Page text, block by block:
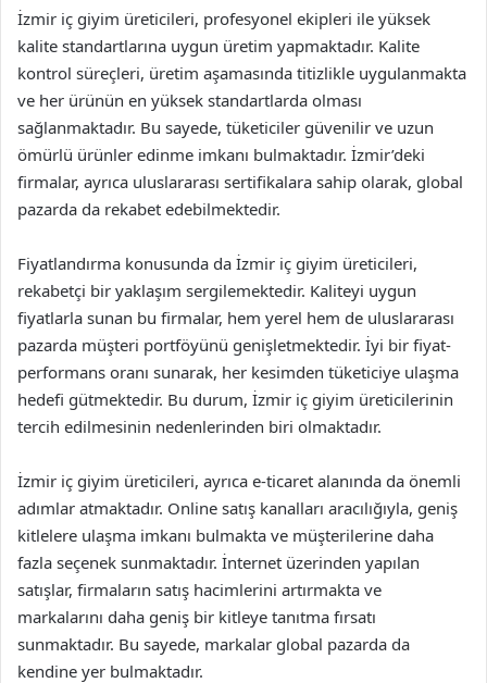
İzmir iç giyim üreticileri, profesyonel ekipleri ile yüksek
kalite standartlarına uygun üretim yapmaktadır. Kalite
kontrol süreçleri, üretim aşamasında titizlikle uygulanmakta
ve her ürünün en yüksek standartlarda olması
sağlanmaktadır. Bu sayede, tüketiciler güvenilir ve uzun
ömürlü ürünler edinme imkanı bulmaktadır. İzmir’deki
firmalar, ayrıca uluslararası sertifikalara sahip olarak, global
pazarda da rekabet edebilmektedir.
Fiyatlandırma konusunda da İzmir iç giyim üreticileri,
rekabetçi bir yaklaşım sergilemektedir. Kaliteyi uygun
fiyatlarla sunan bu firmalar, hem yerel hem de uluslararası
pazarda müşteri portföyünü genişletmektedir. İyi bir fiyat-
performans oranı sunarak, her kesimden tüketiciye ulaşma
hedefi gütmektedir. Bu durum, İzmir iç giyim üreticilerinin
tercih edilmesinin nedenlerinden biri olmaktadır.
İzmir iç giyim üreticileri, ayrıca e-ticaret alanında da önemli
adımlar atmaktadır. Online satış kanalları aracılığıyla, geniş
kitlelere ulaşma imkanı bulmakta ve müşterilerine daha
fazla seçenek sunmaktadır. İnternet üzerinden yapılan
satışlar, firmaların satış hacimlerini artırmakta ve
markalarını daha geniş bir kitleye tanıtma fırsatı
sunmaktadır. Bu sayede, markalar global pazarda da
kendine yer bulmaktadır.